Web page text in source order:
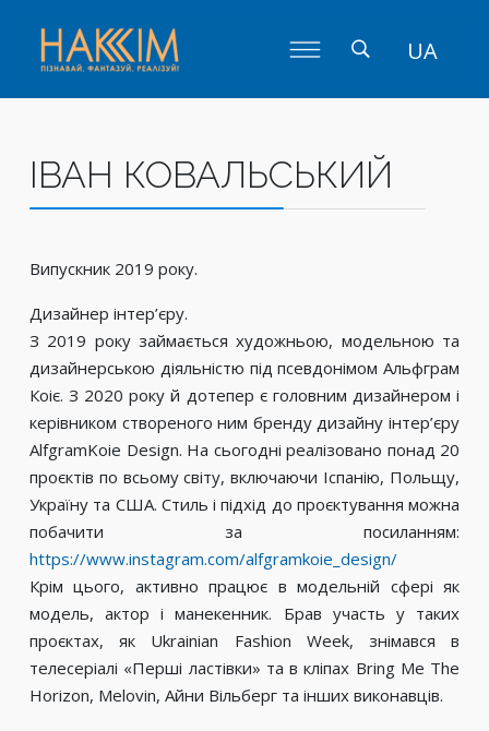
UA
ІВАН КОВАЛЬСЬКИЙ
Випускник 2019 року.
Дизайнер інтер’єру.
З 2019 року займається художньою, модельною та
дизайнерською діяльністю під псевдонімом Альфграм
Коіє. З 2020 року й дотепер є головним дизайнером і
керівником створеного ним бренду дизайну інтер’єру
AlfgramKoie Design. На сьогодні реалізовано понад 20
проєктів по всьому світу, включаючи Іспанію, Польщу,
Україну та США. Стиль і підхід до проєктування можна
побачити за посиланням:
https://www.instagram.com/alfgramkoie_design/
Крім цього, активно працює в модельній сфері як
модель, актор і манекенник. Брав участь у таких
проєктах, як Ukrainian Fashion Week, знімався в
телесеріалі «Перші ластівки» та в кліпах Bring Me The
Horizon, Melovin, Айни Вільберг та інших виконавців.